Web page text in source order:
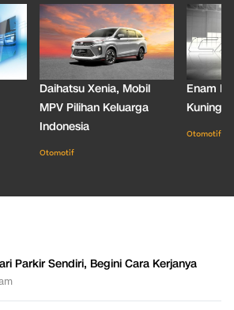
Daihatsu Xenia, Mobil
MPV Pilihan Keluarga
Indonesia
Otomotif
Enam
Kuning
Otomotif
Parkir Sendiri, Begini Cara Kerjanya